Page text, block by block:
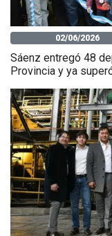
02/06/2026
Sáenz entregó 48
Provincia y ya